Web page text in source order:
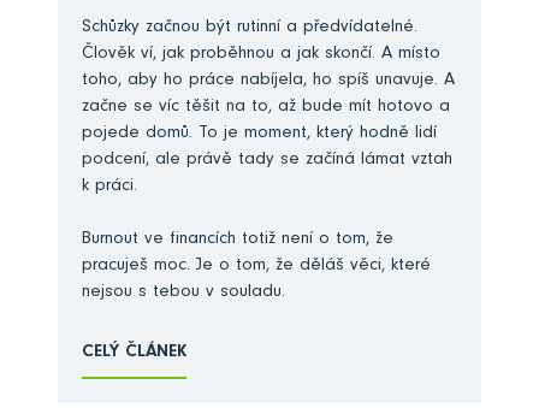
Schůzky začnou být rutinní a předvídatelné.
Člověk ví, jak proběhnou a jak skončí. A místo
toho, aby ho práce nabíjela, ho spíš unavuje. A
začne se víc těšit na to, až bude mít hotovo a
pojede domů. To je moment, který hodně lidí
podcení, ale právě tady se začíná lámat vztah
k práci.
Burnout ve financích totiž není o tom, že
pracuješ moc. Je o tom, že děláš věci, které
nejsou s tebou v souladu.
CELÝ ČLÁNEK